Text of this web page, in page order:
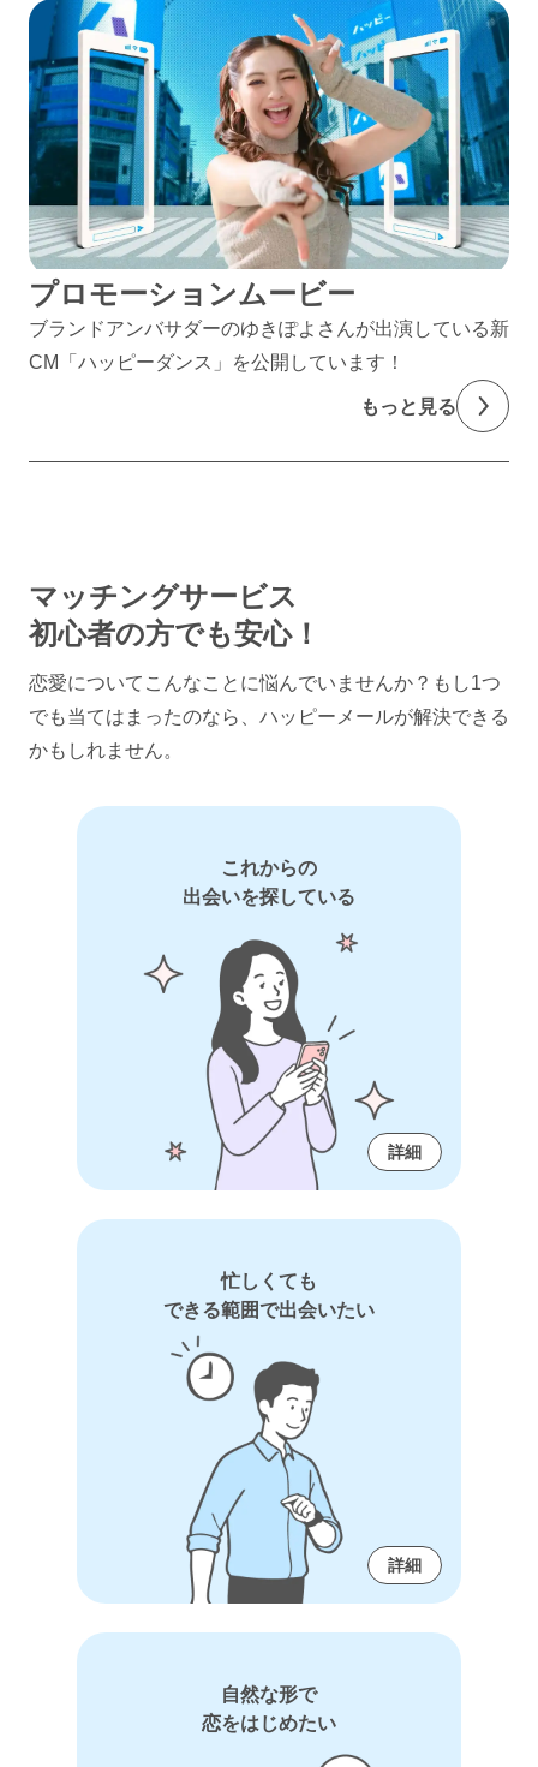
プロモーションムービー
ブランドアンバサダーのゆきぽよさんが出演している新
CM「ハッピーダンス」を公開しています！
もっと見る
マッチングサービス
初心者の方でも安心！
恋愛についてこんなことに悩んでいませんか？ もし1つ
でも当てはまったのなら、ハッピーメールが解決できる
かもしれません。
これからの
出会いを探している
詳細
忙しくても
できる範囲で出会いたい
詳細
自然な形で
恋をはじめたい